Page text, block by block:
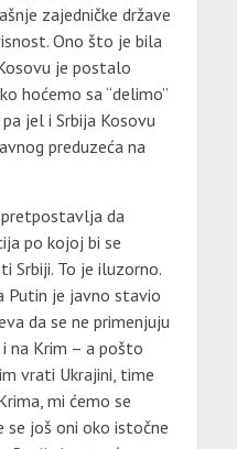
zajedničke države
Ono što je bila
je postalo
hoćemo sa “delimo”
jel i Srbija Kosovu
preduzeća na
da
po kojoj bi se
Srbiji. To je iluzorno.
Putin je javno stavio
da se ne primenjuju
na Krim – a pošto
vrati Ukrajini, time
mi ćemo se
se još oni oko istočne